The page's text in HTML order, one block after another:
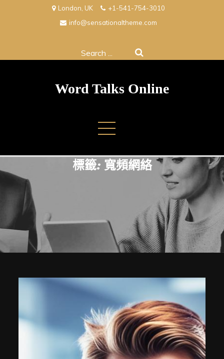
London, UK
+1-541-754-3010
info@sensationaltheme.com
Search
Word Talks Online
標籤: 寬頻網絡